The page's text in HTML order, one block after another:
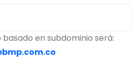
basado en subdominio será: